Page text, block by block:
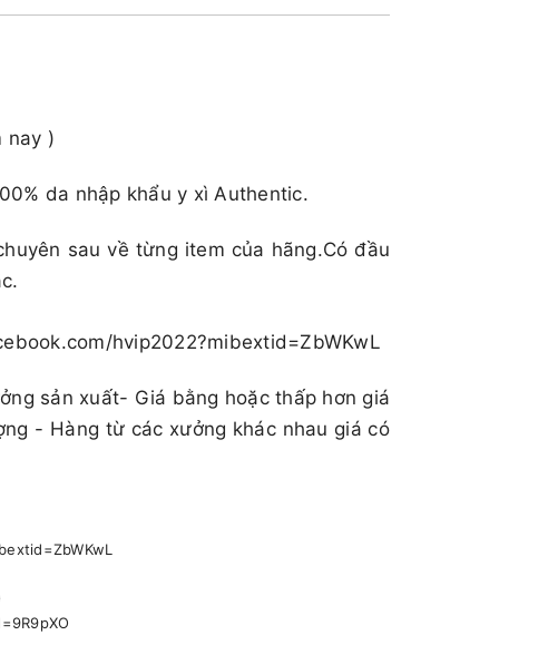
nay )​​​
da nhập khẩu y xì Authentic.
sau về từng item của hãng.Có đầu
hvip2022?mibextid=ZbWKwL
sản xuất- Giá bằng hoặc thấp hơn giá
- Hàng từ các xưởng khác nhau giá có